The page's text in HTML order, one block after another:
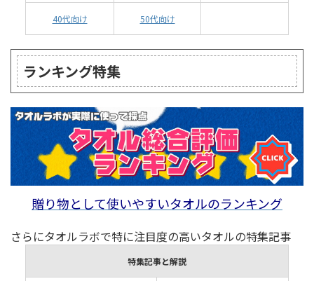
40代向け 50代向け
ランキング特集
贈り物として使いやすいタオルのランキング
さらにタオルラボで特に注目度の高いタオルの特集記事
特集記事と解説